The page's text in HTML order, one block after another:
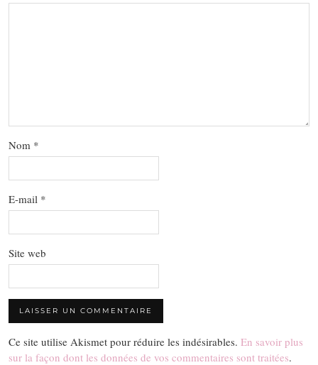
Nom *
E-mail *
Site web
Ce site utilise Akismet pour réduire les indésirables. En savoir plus
sur la façon dont les données de vos commentaires sont traitées.